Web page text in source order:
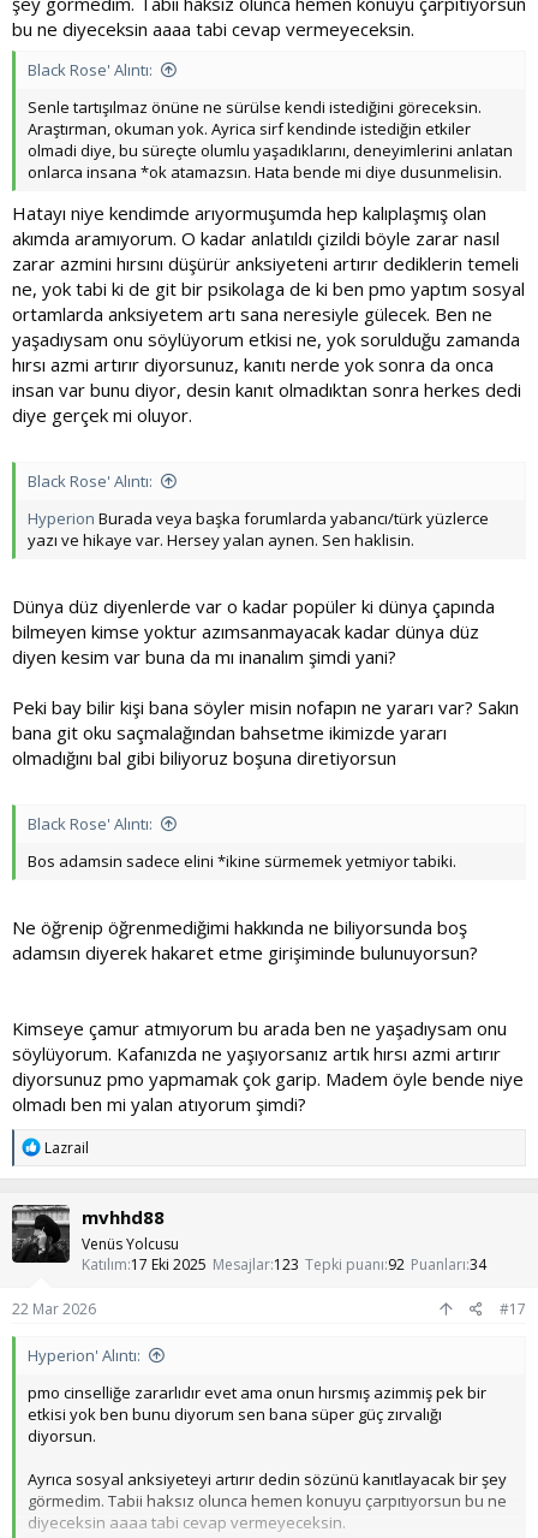
bu ne diyeceksin aaaa tabi cevap vermeyeceksin.
Black Rose' Alıntı:
Senle tartışılmaz önüne ne sürülse kendi istediğini göreceksin.
Araştırman, okuman yok. Ayrica sirf kendinde istediğin etkiler
olmadi diye, bu süreçte olumlu yaşadıklarını, deneyimlerini anlatan
onlarca insana *ok atamazsın. Hata bende mi diye dusunmelisin.
Hatayı niye kendimde arıyormuşumda hep kalıplaşmış olan
akımda aramıyorum. O kadar anlatıldı çizildi böyle zarar nasıl
zarar azmini hırsını düşürür anksiyeteni artırır dediklerin temeli
ne, yok tabi ki de git bir psikolaga de ki ben pmo yaptım sosyal
ortamlarda anksiyetem artı sana neresiyle gülecek. Ben ne
yaşadıysam onu söylüyorum etkisi ne, yok sorulduğu zamanda
hırsı azmi artırır diyorsunuz, kanıtı nerde yok sonra da onca
insan var bunu diyor, desin kanıt olmadıktan sonra herkes dedi
diye gerçek mi oluyor.
Black Rose' Alıntı:
Hyperion Burada veya başka forumlarda yabancı/türk yüzlerce
yazı ve hikaye var. Hersey yalan aynen. Sen haklisin.
Dünya düz diyenlerde var o kadar popüler ki dünya çapında
bilmeyen kimse yoktur azımsanmayacak kadar dünya düz
diyen kesim var buna da mı inanalım şimdi yani?
Peki bay bilir kişi bana söyler misin nofapın ne yararı var? Sakın
bana git oku saçmalağından bahsetme ikimizde yararı
olmadığını bal gibi biliyoruz boşuna diretiyorsun
Black Rose' Alıntı:
Bos adamsin sadece elini *ikine sürmemek yetmiyor tabiki.
Ne öğrenip öğrenmediğimi hakkında ne biliyorsunda boş
adamsın diyerek hakaret etme girişiminde bulunuyorsun?
Kimseye çamur atmıyorum bu arada ben ne yaşadıysam onu
söylüyorum. Kafanızda ne yaşıyorsanız artık hırsı azmi artırır
diyorsunuz pmo yapmamak çok garip. Madem öyle bende niye
olmadı ben mi yalan atıyorum şimdi?
T
p
k
i
l
e
Lazrail
mvhhd88
Venüs Yolcusu
Katılım 17 Eki 2025 Mesajlar 123 Tepki puanı 92 Puanları 34
22 Mar 2026 #17
Hyperion' Alıntı:
pmo cinselliğe zararlıdır evet ama onun hırsmış azimmiş pek bir
etkisi yok ben bunu diyorum sen bana süper güç zırvalığı
diyorsun.
Ayrıca sosyal anksiyeteyi artırır dedin sözünü kanıtlayacak bir şey
görmedim. Tabii haksız olunca hemen konuyu çarpıtıyorsun bu ne
diyeceksin aaaa tabi cevap vermeyeceksin.